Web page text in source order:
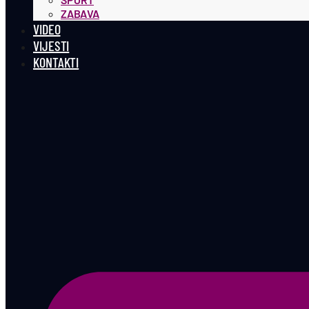
ZABAVA
VIDEO
VIJESTI
KONTAKTI